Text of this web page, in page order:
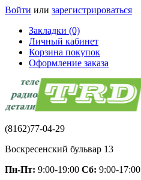
Войти или зарегистрироваться
Закладки (0)
Личный кабинет
Корзина покупок
Оформление заказа
(8162)77-04-29
Воскресенский бульвар 13
Пн-Пт: 9:00-19:00 Сб: 9:00-17:00